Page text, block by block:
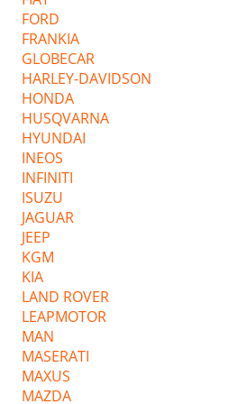
FORD
FRANKIA
GLOBECAR
HARLEY-DAVIDSON
HONDA
HUSQVARNA
HYUNDAI
INEOS
INFINITI
ISUZU
JAGUAR
JEEP
KGM
KIA
LAND ROVER
LEAPMOTOR
MAN
MASERATI
MAXUS
MAZDA